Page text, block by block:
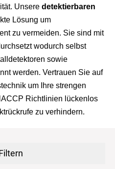
Unsere detektierbaren
Lösung um
zu vermeiden. Sie sind mit
wodurch selbst
sowie
werden. Vertrauen Sie auf
um Ihre strengen
Richtlinien lückenlos
zu verhindern.